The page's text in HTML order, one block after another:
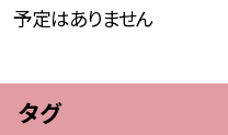
予定はありません
タグ